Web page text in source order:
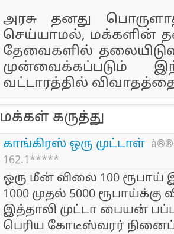
அரசு தனது
செய்யாமல், மக்களின்
தேவைகளில்
முன்வைக்கப்படும்
வட்டாரத்தில் விவாதத்தை
மக்கள் கருத்து
காங்கிரஸ் ஒரு முட்டாள்
162.1*****
ஒரு மீன் விலை 100
1000 முதல் 5000
இத்தாலி முட்டா பையன்
பெரிய கோடீஸ்வரர்